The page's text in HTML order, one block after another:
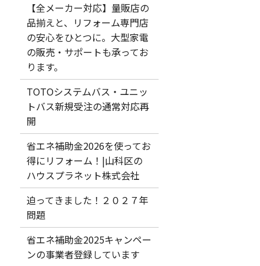
【全メーカー対応】量販店の
品揃えと、リフォーム専門店
の安心をひとつに。大型家電
の販売・サポートも承ってお
ります。
TOTOシステムバス・ユニッ
トバス新規受注の通常対応再
開
省エネ補助金2026を使ってお
得にリフォーム！|山科区の
ハウスプラネット株式会社
迫ってきました！２０２７年
問題
省エネ補助金2025キャンペー
ンの事業者登録しています